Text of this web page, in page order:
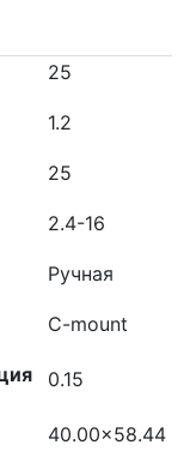
25
1.2
25
2.4-16
Ручная
C-mount
0.15
40.00×58.44